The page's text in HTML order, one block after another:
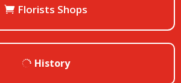
Florists Shops
History